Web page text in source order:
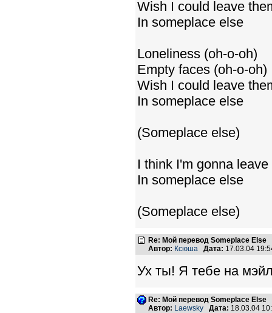
Wish I could leave
In someplace else
Loneliness (oh-o-oh)
Empty faces (oh-o-oh)
Wish I could leave
In someplace else
(Someplace else)
I think I'm gonna
In someplace else
(Someplace else)
Re: Мой перевод Someplace Else
Автор: Ксюша Дата: 17.03.04
Ух ты! Я тебе на
Re: Мой перевод Someplace Else
Автор: Laewsky Дата: 18.03.04